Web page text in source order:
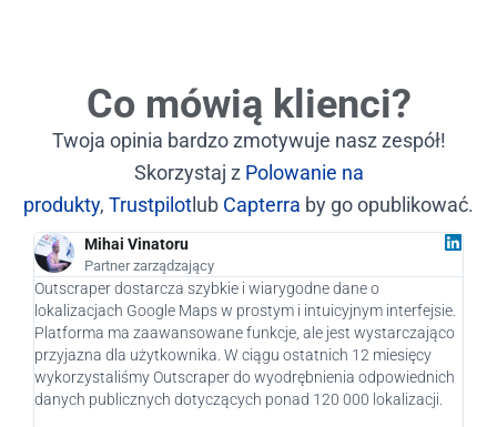
Co mówią klienci?
Twoja opinia bardzo zmotywuje nasz zespół!
Skorzystaj z Polowanie na
produkty, Trustpilot lub Capterra by go opublikować.
Mihai Vinatoru
Partner zarządzający
Outscraper dostarcza szybkie i wiarygodne dane o
lokalizacjach Google Maps w prostym i intuicyjnym interfejsie.
Platforma ma zaawansowane funkcje, ale jest wystarczająco
przyjazna dla użytkownika. W ciągu ostatnich 12 miesięcy
wykorzystaliśmy Outscraper do wyodrębnienia odpowiednich
danych publicznych dotyczących ponad 120 000 lokalizacji.